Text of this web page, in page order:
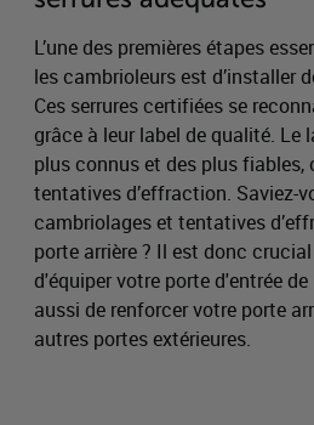
L’une des premières étapes
les cambrioleurs est d’installer
Ces serrures certifiées se
grâce à leur label de qualité. Le
plus connus et des plus fiables,
tentatives d’effraction. Saviez-
cambriolages et tentatives
porte arrière ? Il est donc
d'équiper votre porte d'entrée
aussi de renforcer votre porte
autres portes extérieures.